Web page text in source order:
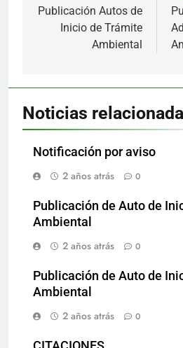
de
entradas
Publicación Autos de
Inicio de Trámite
Ambiental
Noticias
Notificación por aviso
2 años atrás
0
Publicación de Auto de
Ambiental
2 años atrás
0
Publicación de Auto de
Ambiental
2 años atrás
0